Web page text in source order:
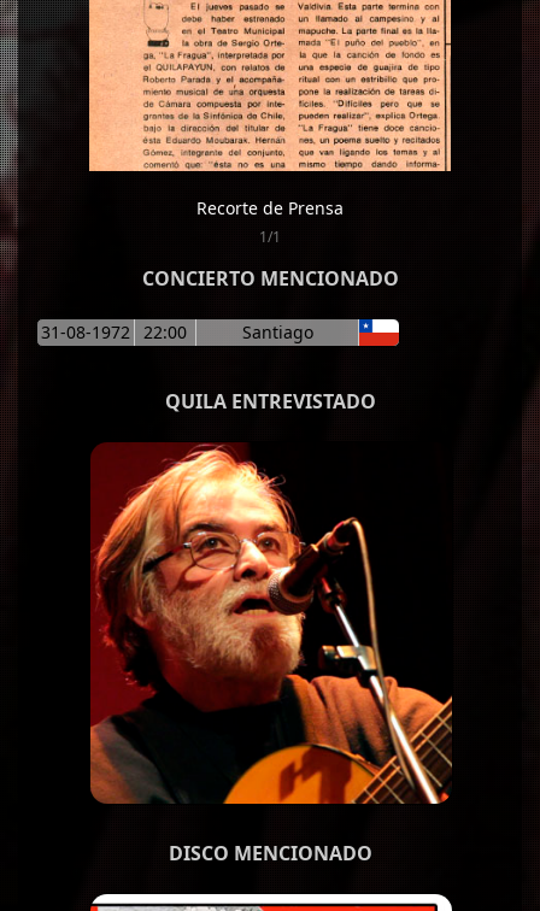
Recorte de Prensa
1/1
CONCIERTO MENCIONADO
31-08-1972 22:00 Santiago
QUILA ENTREVISTADO
DISCO MENCIONADO